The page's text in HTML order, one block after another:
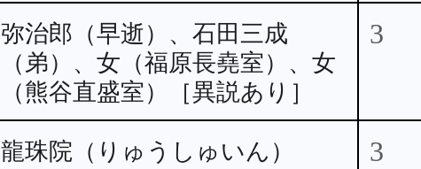
弥治郎（早逝）、石田三成
（弟）、女（福原長堯室）、女
（熊谷直盛室）［異説あり］
3
龍珠院（りゅうしゅいん） 3